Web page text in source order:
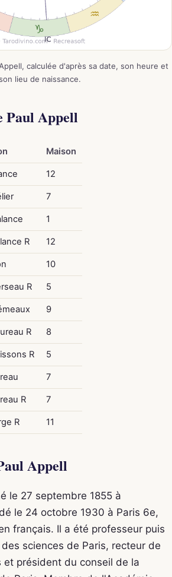
calculée d'après sa date, son heure et
lieu de naissance.
Paul Appell
Maison
12
7
1
R 12
10
R 5
9
R 8
R 5
7
R 7
R 11
Appell
le 27 septembre 1855 à
le 24 octobre 1930 à Paris 6e,
français. Il a été professeur puis
sciences de Paris, recteur de
et président du conseil de la